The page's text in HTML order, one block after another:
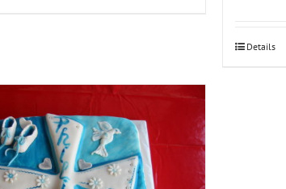
Details